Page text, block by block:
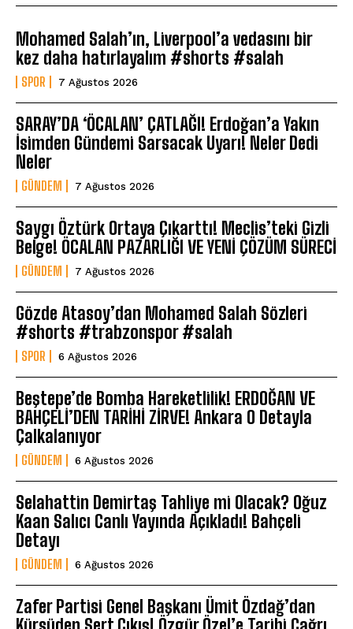
Mohamed Salah’ın, Liverpool’a vedasını bir
kez daha hatırlayalım #shorts #salah
SPOR 7 Ağustos 2026
SARAY’DA ‘ÖCALAN’ ÇATLAĞI! Erdoğan’a Yakın
İsimden Gündemi Sarsacak Uyarı! Neler Dedi
Neler
GÜNDEM 7 Ağustos 2026
Saygı Öztürk Ortaya Çıkarttı! Meclis’teki Gizli
Belge! ÖCALAN PAZARLIĞI VE YENİ ÇÖZÜM SÜRECİ
GÜNDEM 7 Ağustos 2026
Gözde Atasoy’dan Mohamed Salah Sözleri
#shorts #trabzonspor #salah
SPOR 6 Ağustos 2026
Beştepe’de Bomba Hareketlilik! ERDOĞAN VE
BAHÇELİ’DEN TARİHİ ZİRVE! Ankara O Detayla
Çalkalanıyor
GÜNDEM 6 Ağustos 2026
Selahattin Demirtaş Tahliye mi Olacak? Oğuz
Kaan Salıcı Canlı Yayında Açıkladı! Bahçeli
Detayı
GÜNDEM 6 Ağustos 2026
Zafer Partisi Genel Başkanı Ümit Özdağ’dan